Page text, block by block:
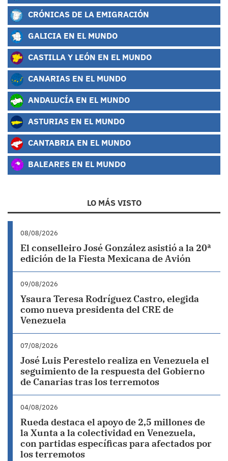
CRÓNICAS DE LA EMIGRACIÓN
GALICIA EN EL MUNDO
CASTILLA Y LEÓN EN EL MUNDO
CANARIAS EN EL MUNDO
ANDALUCÍA EN EL MUNDO
ASTURIAS EN EL MUNDO
CANTABRIA EN EL MUNDO
BALEARES EN EL MUNDO
LO MÁS VISTO
08/08/2026
El conselleiro José González asistió a la 20ª
edición de la Fiesta Mexicana de Avión
09/08/2026
Ysaura Teresa Rodríguez Castro, elegida
como nueva presidenta del CRE de
Venezuela
07/08/2026
José Luis Perestelo realiza en Venezuela el
seguimiento de la respuesta del Gobierno
de Canarias tras los terremotos
04/08/2026
Rueda destaca el apoyo de 2,5 millones de
la Xunta a la colectividad en Venezuela,
con partidas específicas para afectados por
los terremotos